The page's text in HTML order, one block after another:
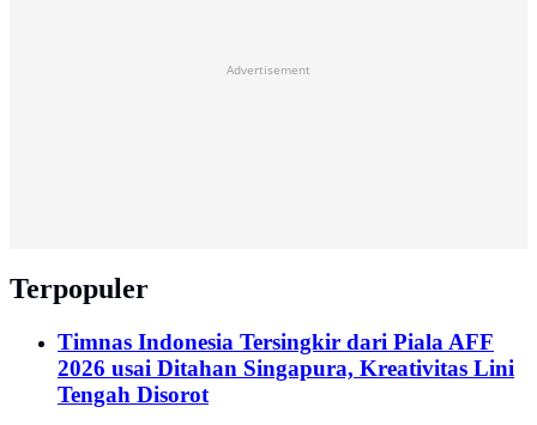
Advertisement
Terpopuler
Timnas Indonesia Tersingkir dari Piala AFF
2026 usai Ditahan Singapura, Kreativitas Lini
Tengah Disorot